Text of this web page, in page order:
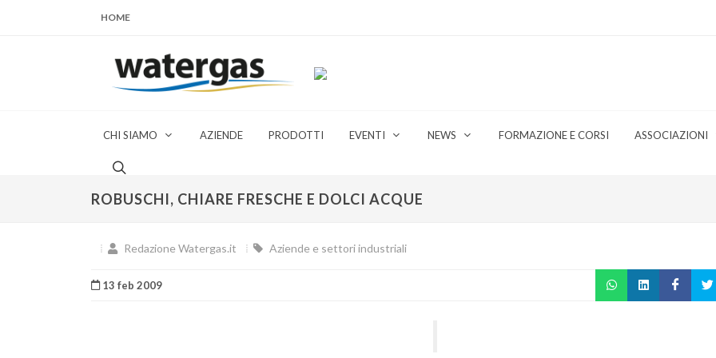
HOME
CHI SIAMO AZIENDE PRODOTTI EVENTI NEWS FORMAZIONE E CORSI ASSOCIAZIONI
ROBUSCHI, CHIARE FRESCHE E DOLCI ACQUE
Redazione Watergas.it Aziende e settori industriali
13 feb 2009